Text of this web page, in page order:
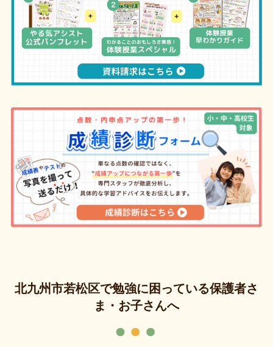
北九州市若松区で勉強に困っている保護者さ
ま・お子さんへ